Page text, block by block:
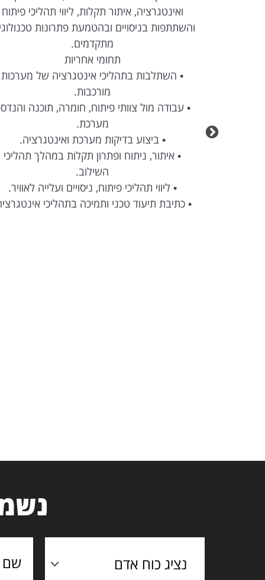
ואינטגרציה, איתור תקלות, ליווי תהליכי פיתוח
והשתתפות בניסויים ובהטמעת פתרונות
מתקדמים.
תחומי אחריות
• השתלבות בתהליכי אינטגרציה של מערכות
מורכבות.
• עבודה מול צוותי פיתוח, חומרה, תוכנה
מערכת.
• ביצוע בדיקות מערכת ואינטגרציה.
• איתור, ניתוח ופתרון תקלות במהלך תהליכי
השילוב.
• ליווי תהליכי פיתוח, ניסויים ועלייה לאוויר.
• כתיבת תיעוד טכני ותמיכה בתהליכי
נציג כוח אדם